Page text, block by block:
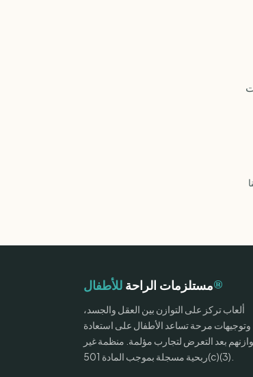
مستلزمات الراحةللأطفال®
ألعاب تركز على التوازن بين العقل والجسد،
وتوجيهات مرحة تساعد الأطفال على استعادة
بعد التعرض لتجارب مؤلمة. منظمة غير
ربحية مسجلة بموجب المادة 501(c)(3).